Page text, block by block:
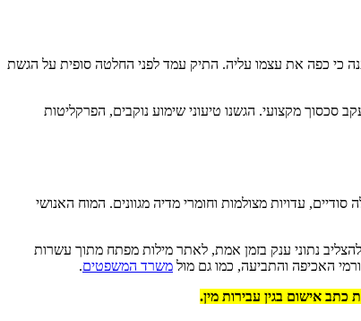
כי כפה את עצמו עליה. התיק עמד לפני החלטה סופית על הגשת
סכסוך מקצועי. הגשנו טיעוני שימוע נוקבים, הפרקליטות
עדויות מצולמות וחומרי מדיה מגוונים. המוח האנושי
נתוני ענק בזמן אמת, לאתר מילות מפתח מתוך עשרות
משרד המשפטים.
כתב אישום בגין עבירות מין.